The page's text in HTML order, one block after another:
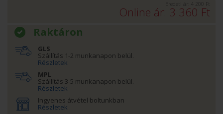
Eredeti ár: 4 200 Ft
Online ár: 3 360 Ft
Raktáron
GLS
Szállítás 1-2 munkanapon belül.
Részletek
MPL
Szállítás 3-5 munkanapon belül.
Részletek
Ingyenes átvétel boltunkban
Részletek